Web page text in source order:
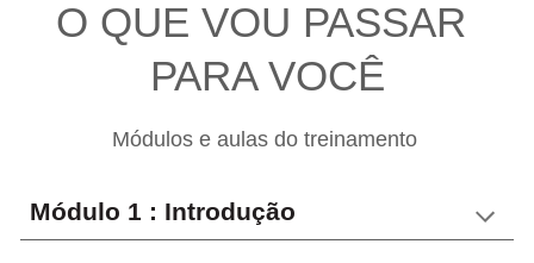
O QUE VOU PASSAR
PARA VOCÊ
Módulos e aulas do treinamento
Módulo 1 : Introdução